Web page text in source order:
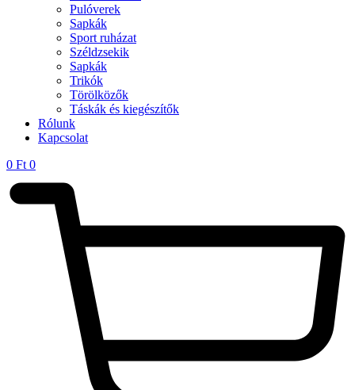
Pulóverek
Sapkák
Sport ruházat
Széldzsekik
Sapkák
Trikók
Törölközők
Táskák és kiegészítők
Rólunk
Kapcsolat
0 Ft 0